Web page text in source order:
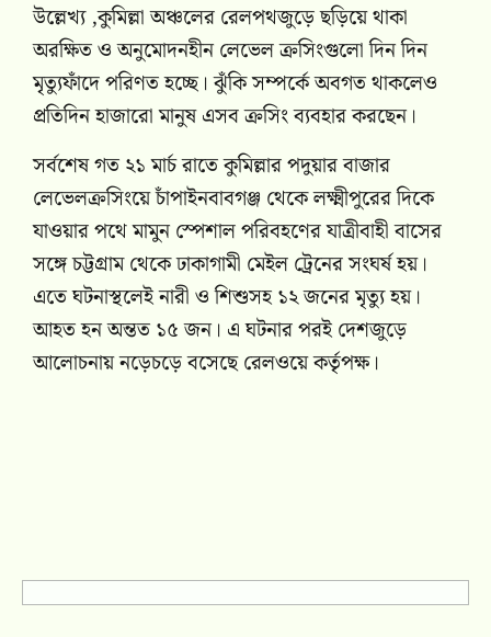
উল্লেখ্য ,কুমিল্লা অঞ্চলের রেলপথজুড়ে ছড়িয়ে থাকা
অরক্ষিত ও অনুমোদনহীন লেভেল ক্রসিংগুলো দিন দিন
মৃত্যুফাঁদে পরিণত হচ্ছে। ঝুঁকি সম্পর্কে অবগত থাকলেও
প্রতিদিন হাজারো মানুষ এসব ক্রসিং ব্যবহার করছেন।
সর্বশেষ গত ২১ মার্চ রাতে কুমিল্লার পদুয়ার বাজার
লেভেলক্রসিংয়ে চাঁপাইনবাবগঞ্জ থেকে লক্ষ্মীপুরের দিকে
যাওয়ার পথে মামুন স্পেশাল পরিবহণের যাত্রীবাহী বাসের
সঙ্গে চট্টগ্রাম থেকে ঢাকাগামী মেইল ট্রেনের সংঘর্ষ হয়।
এতে ঘটনাস্থলেই নারী ও শিশুসহ ১২ জনের মৃত্যু হয়।
আহত হন অন্তত ১৫ জন। এ ঘটনার পরই দেশজুড়ে
আলোচনায় নড়েচড়ে বসেছে রেলওয়ে কর্তৃপক্ষ।